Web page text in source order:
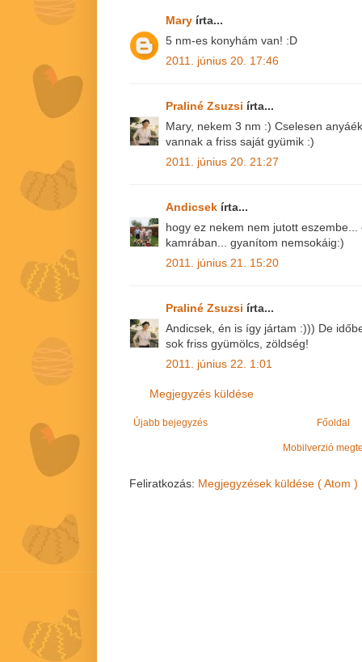
Mary írta...
5 nm-es konyhám van! :D
2011. június 20. 17:46
Praliné Zsuzsi írta...
Mary, nekem 3 nm :) Cselesen
vannak a friss saját gyümik :)
2011. június 20. 21:27
Andicsek írta...
hogy ez nekem nem jutott
kamrában... gyanítom nemsokáig:)
2011. június 21. 15:20
Praliné Zsuzsi írta...
Andicsek, én is így jártam :))) De
sok friss gyümölcs, zöldség!
2011. június 22. 1:01
Megjegyzés küldése
Újabb bejegyzés Főoldal
Mobilverzió
Feliratkozás: Megjegyzések küldése ( Atom )